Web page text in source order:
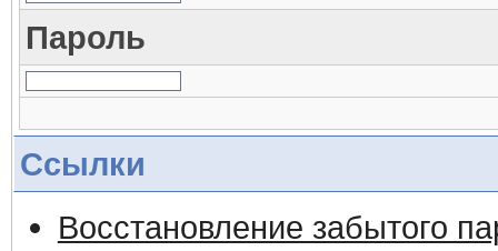
Пароль
Ссылки
Восстановление забытого